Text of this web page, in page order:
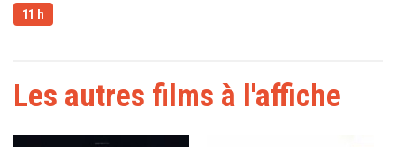
11 h
Les autres films à l'affiche